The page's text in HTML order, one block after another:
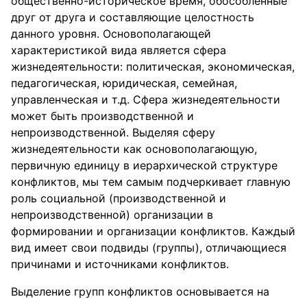
друг от друга и составляющие целостность
данного уровня. Основополагающей
характеристикой вида является сфера
жизнедеятельности: политическая, экономическая,
педагогическая, юридическая, семейная,
управленческая и т.д. Сфера жизнедеятельности
может быть производственной и
непроизводственной. Выделяя сферу
жизнедеятельности как основополагающую,
первичную единицу в иерархической структуре
конфликтов, мы тем самым подчеркивает главную
роль социальной (производственной и
непроизводственной) организации в
формировании и организации конфликтов. Каждый
вид имеет свои подвиды (группы), отличающиеся
причинами и источниками конфликтов.
Выделение групп конфликтов основывается на